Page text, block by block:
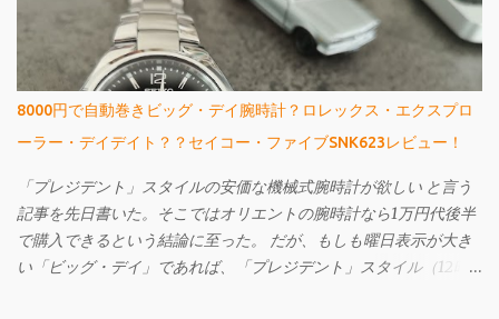
8000円で自動巻きビッグ・デイ腕時計？ロレックス・エクスプロ
ーラー・デイデイト？？セイコー・ファイブSNK623レビュー！
「プレジデント」スタイルの安価な機械式腕時計が欲しい と言う
記事を先日書いた。そこではオリエントの腕時計なら1万円代後半
で購入できるという結論に至った。 だが、もしも曜日表示が大き
い「ビッグ・デイ」であれば、「プレジデント」スタイル（12時